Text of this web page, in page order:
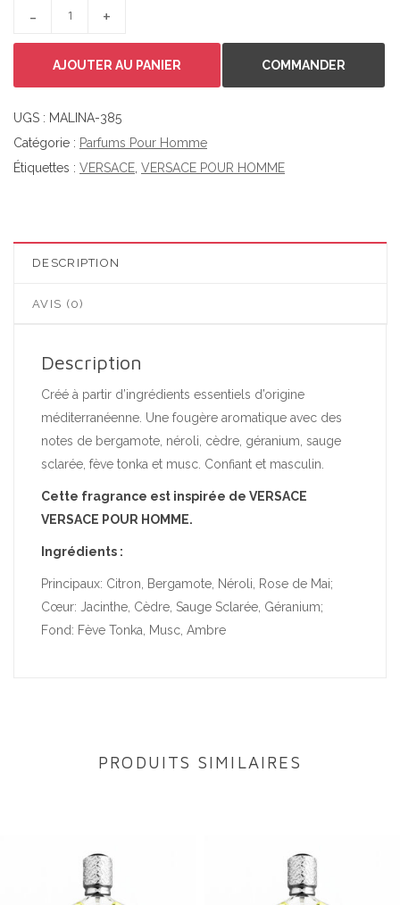
AJOUTER AU PANIER COMMANDER
UGS : MALINA-385
Catégorie : Parfums Pour Homme
Étiquettes : VERSACE VERSACE POUR HOMME
DESCRIPTION
AVIS (0)
Description
Créé à partir d’ingrédients essentiels d’origine
méditerranéenne. Une fougère aromatique avec des
notes de bergamote, néroli, cèdre, géranium, sauge
sclarée, fève tonka et musc. Confiant et masculin.
Cette fragrance est inspirée de VERSACE
VERSACE POUR HOMME.
Ingrédients :
Principaux: Citron, Bergamote, Néroli, Rose de Mai;
Cœur: Jacinthe, Cèdre, Sauge Sclarée, Géranium;
Fond: Fève Tonka, Musc, Ambre
PRODUITS SIMILAIRES